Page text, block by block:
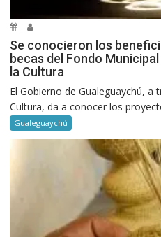
Se conocieron los
becas del Fondo
la Cultura
El Gobierno de Gualeguaychú, a
Cultura, da a conocer los
Gualeguaychú